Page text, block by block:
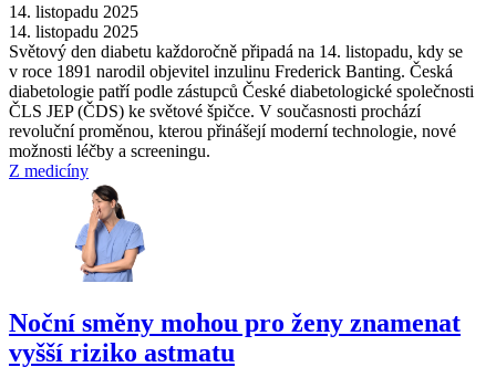
14. listopadu 2025
14. listopadu 2025
Světový den diabetu každoročně připadá na 14. listopadu, kdy se
v roce 1891 narodil objevitel inzulinu Frederick Banting. Česká
diabetologie patří podle zástupců České diabetologické společnosti
ČLS JEP (ČDS) ke světové špičce. V současnosti prochází
revoluční proměnou, kterou přinášejí moderní technologie, nové
možnosti léčby a screeningu.
Z medicíny
Noční směny mohou pro ženy znamenat
vyšší riziko astmatu